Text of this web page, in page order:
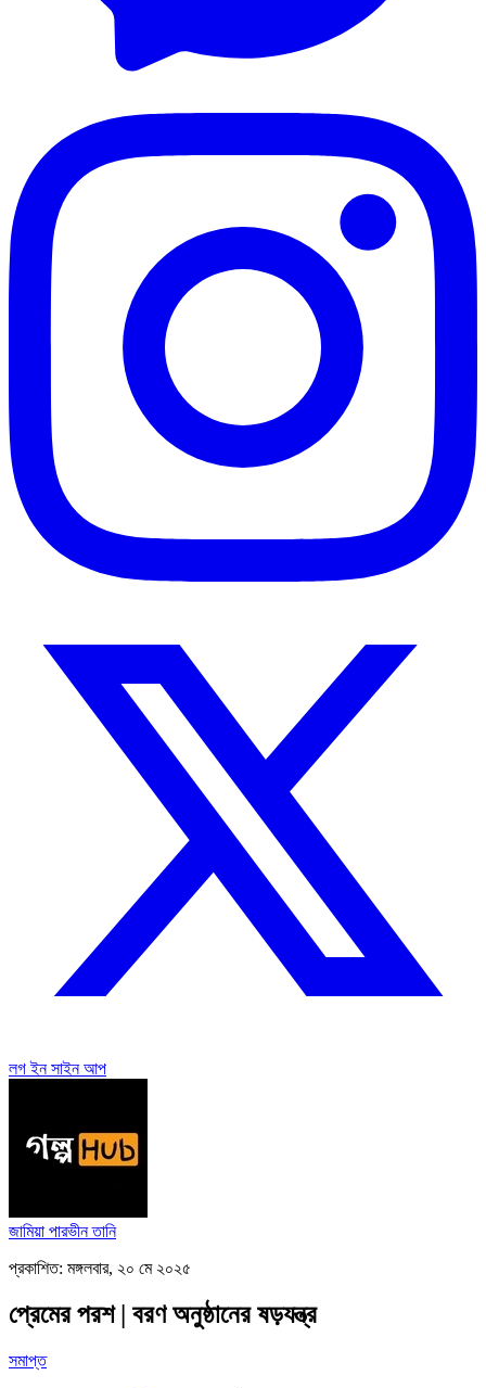
লগ ইনসাইন আপ
জামিয়া পারভীন তানি
প্রকাশিত: মঙ্গলবার, ২০ মে ২০২৫
প্রেমের পরশ | বরণ অনুষ্ঠানের ষড়যন্ত্র
সমাপ্ত